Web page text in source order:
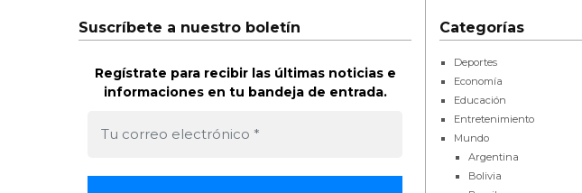
Suscríbete a nuestro boletín
Regístrate para recibir las últimas noticias e
informaciones en tu bandeja de entrada.
Categorías
Deportes
Economía
Educación
Entretenimiento
Mundo
Argentina
Bolivia